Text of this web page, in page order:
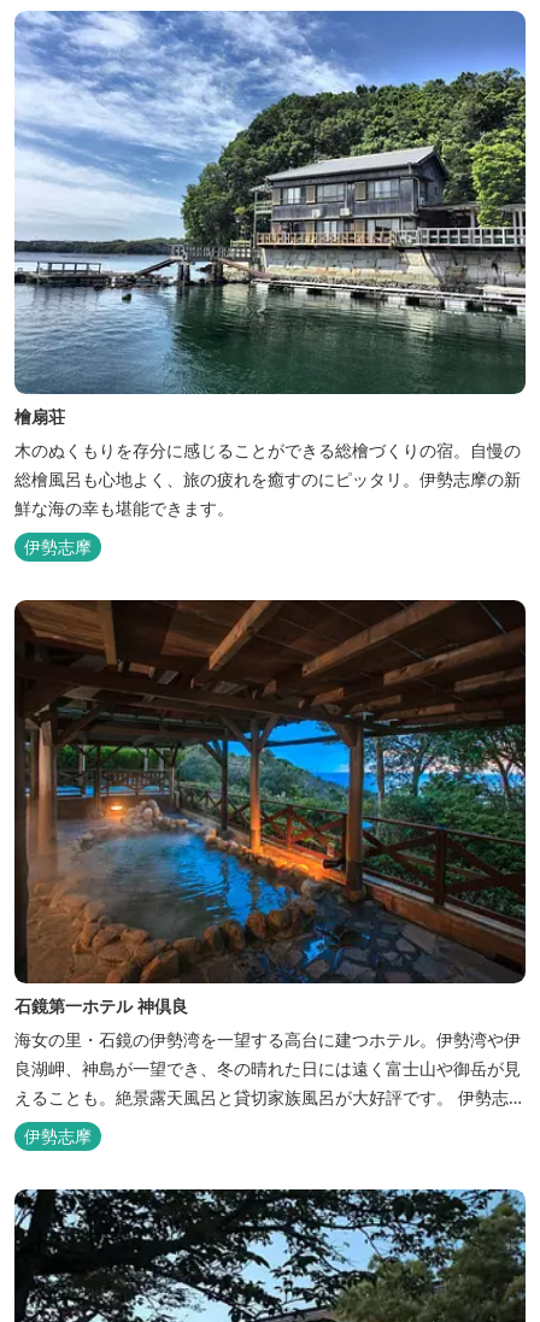
檜扇荘
木のぬくもりを存分に感じることができる総檜づくりの宿。自慢の
総檜風呂も心地よく、旅の疲れを癒すのにピッタリ。伊勢志摩の新
鮮な海の幸も堪能できます。
伊勢志摩
石鏡第一ホテル 神倶良
海女の里・石鏡の伊勢湾を一望する高台に建つホテル。伊勢湾や伊
良湖岬、神島が一望でき、冬の晴れた日には遠く富士山や御岳が見
えることも。絶景露天風呂と貸切家族風呂が大好評です。 伊勢志摩
の新鮮な海の幸をふんだんに使った味覚自慢の人情味あふれる温泉
宿です。
伊勢志摩